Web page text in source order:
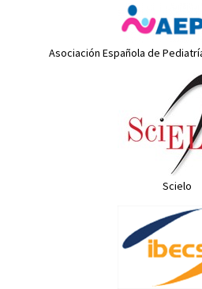
Asociación Española de
Scielo